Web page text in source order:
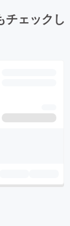
チェックし